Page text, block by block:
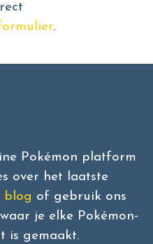
.
Pokémon platform
over het laatste
blog of gebruik ons
je elke Pokémon-
is gemaakt.